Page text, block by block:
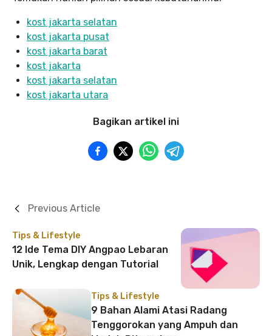
kost jakarta selatan
kost jakarta pusat
kost jakarta barat
kost jakarta
kost jakarta selatan
kost jakarta utara
Bagikan artikel ini
Tips & Lifestyle
12 Ide Tema DIY Angpao Lebaran
Unik, Lengkap dengan Tutorial
Previous Article
Tips & Lifestyle
9 Bahan Alami Atasi Radang
Tenggorokan yang Ampuh dan